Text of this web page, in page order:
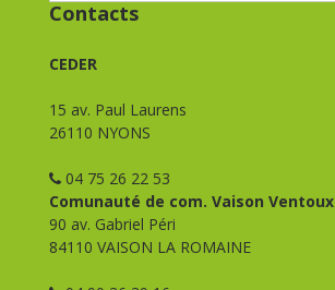
Contacts
CEDER
15 av. Paul Laurens
26110 NYONS
04 75 26 22 53
Comunauté de com. Vaison Ventoux
90 av. Gabriel Péri
84110 VAISON LA ROMAINE